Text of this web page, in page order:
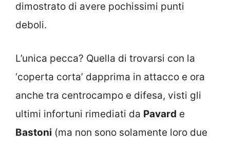
dimostrato di avere pochissimi punti
deboli.
L’unica pecca? Quella di trovarsi con la
‘coperta corta’ dapprima in attacco e ora
anche tra centrocampo e difesa, visti gli
ultimi infortuni rimediati da Pavard e
Bastoni (ma non sono solamente loro due